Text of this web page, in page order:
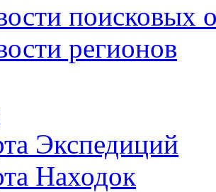
поисковых
регионов
Экспедиций
Находок